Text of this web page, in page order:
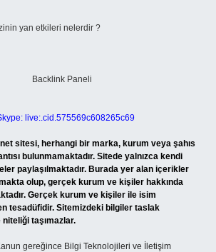
yan etkileri nelerdir ?
live:.cid.575569c608265c69
sitesi, herhangi bir marka, kurum veya şahıs
bulunmamaktadır. Sitede yalnızca kendi
paylaşılmaktadır. Burada yer alan içerikler
olup, gerçek kurum ve kişiler hakkında
Gerçek kurum ve kişiler ile isim
tesadüfidir. Sitemizdeki bilgiler taslak
taşımazlar.
gereğince Bilgi Teknolojileri ve İletişim